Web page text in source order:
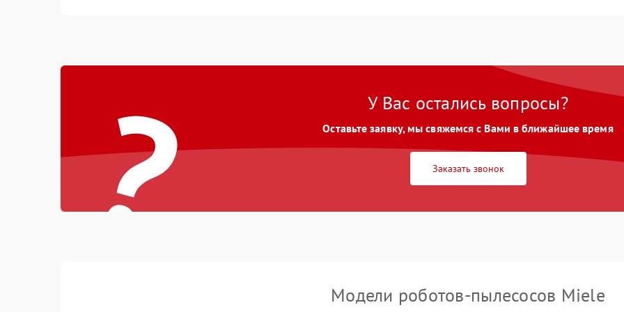
Проблемы с механикой
Режим работы
Программные сбои
? У Вас остались вопросы?
Оставьте заявку, мы свяжемся с Вами в ближайшее время
Заказать звонок
Модели роботов-пылесосов Miele